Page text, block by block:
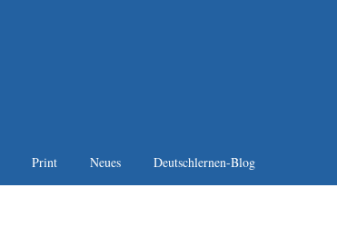
Print Neues Deutschlernen-Blog